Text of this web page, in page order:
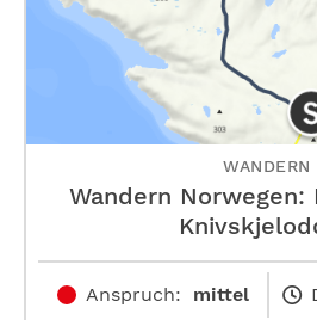
WANDERN
Wandern Norwegen:
Anspruch: mittel